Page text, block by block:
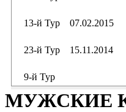
13-й Тур
07.02.2015
23-й Тур
15.11.2014
9-й Тур
МУЖСКИЕ